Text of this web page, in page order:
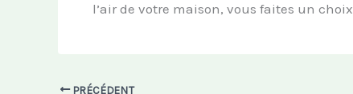
l’air de votre maison, vous faites un
PRÉCÉDENT